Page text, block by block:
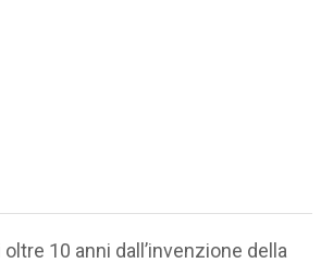
10 anni dall’invenzione della